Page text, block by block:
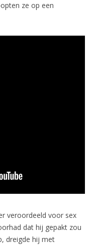
ze op een
veroordeeld voor sex
dat hij gepakt zou
dreigde hij met